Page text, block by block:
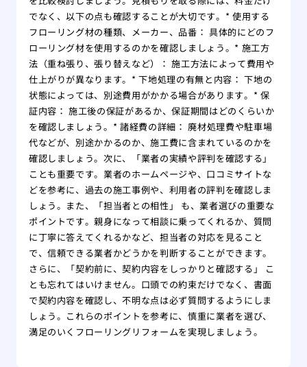
でなく、以下の点も確認することが大切です。* 使用する
フローリング材の種類、メーカー、品番： 具体的にどのフ
ローリング材を使用するのかを確認しましょう。* 施工方
法（重ね張り、張り替えなど）： 施工方法によって費用や
仕上がりが異なります。* 下地処理の有無と内容： 下地の
状態によっては、別途費用がかかる場合があります。* 保
証内容： 施工後の保証があるか、保証期間はどのくらいか
を確認しましょう。* 諸経費の詳細： 廃材処理費や駐車場
代などが、別途かかるのか、施工費に含まれているのかを
確認しましょう。次に、「業者の実績や評判を確認する」
ことも重要です。業者のホームページや、口コミサイトな
どを参考に、過去の施工事例や、利用者の評判を確認しま
しょう。また、「担当者との相性」 も、業者選びの重要な
ポイントです。親身になって相談に乗ってくれるか、質問
に丁寧に答えてくれるかなど、担当者の対応を見ること
で、信頼できる業者かどうかを判断することができます。
さらに、「契約前に、契約内容をしっかりと確認する」 こ
とも忘れてはいけません。口頭での約束だけでなく、書面
で契約内容を確認し、不明な点は必ず質問するようにしま
しょう。これらのポイントを参考に、慎重に業者を選び、
満足のいくフローリングリフォームを実現しましょう。